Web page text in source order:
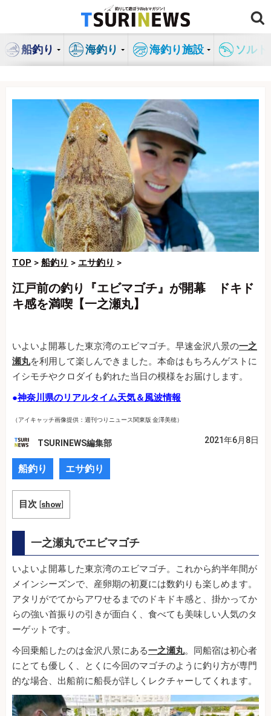
ン
船釣り 海釣り 海釣り施設 ソル
TOP > 船釣り > エサ釣り >
江戸前の釣り『エビマゴチ』が開幕 ドキド
キ感を満喫【一之瀬丸】
いよいよ開幕した東京湾のエビマゴチ。早速金沢八景の一之
瀬丸を利用して楽しんできました。本命はもちろんゲストに
イシモチやクロダイも釣れた当日の模様をお届けします。
●神奈川県のリアルタイム天気＆風波情報
（アイキャッチ画像提供：週刊つりニュース関東版 金澤美穂）
TSURINEWS編集部 2021年6月8日
船釣り エサ釣り
目次 [show]
一之瀬丸でエビマゴチ
いよいよ開幕した東京湾のエビマゴチ。これから約半年間が
メインシーズンで、産卵期の初夏には数釣りも楽しめます。
アタリがでてからアワせるまでのドキドキ感と、掛かってか
らの強い首振りの引きが面白く、食べても美味しい人気のタ
ーゲットです。
今回乗船したのは金沢八景にある一之瀬丸。同船宿は初心者
にとても優しく、とくに今回のマゴチのように釣り方が専門
的な場合、出船前に船長が詳しくレクチャーしてくれます。